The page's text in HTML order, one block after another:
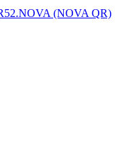
(NOVA QR)